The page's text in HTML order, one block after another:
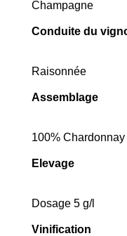
Champagne
Conduite du
Raisonnée
Assemblage
100% Chardonnay
Elevage
Dosage 5 g/l
Vinification